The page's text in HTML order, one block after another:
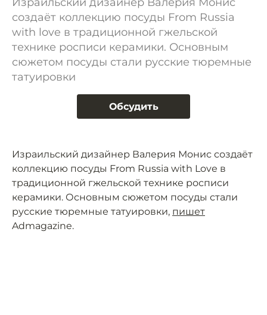
создаёт коллекцию посуды From Russia
with love в традиционной гжельской
технике росписи керамики. Основным
сюжетом посуды стали русские тюремные
татуировки
Обсудить
Израильский дизайнер Валерия Монис создаёт
коллекцию посуды From Russia with Love в
традиционной гжельской технике росписи
керамики. Основным сюжетом посуды стали
русские тюремные татуировки, пишет
Admagazine.